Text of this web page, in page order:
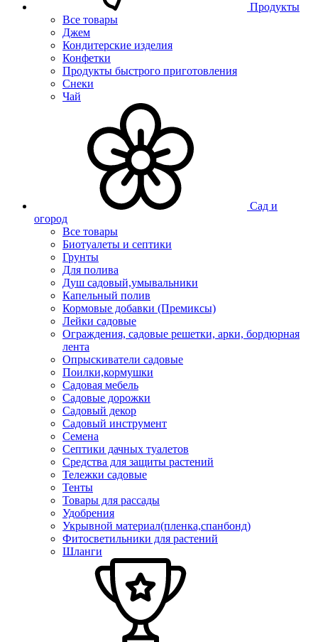
Продукты
Все товары
Джем
Кондитерские изделия
Конфетки
Продукты быстрого приготовления
Снеки
Чай
Сад и
огород
Все товары
Биотуалеты и септики
Грунты
Для полива
Душ садовый,умывальники
Капельный полив
Кормовые добавки (Премиксы)
Лейки садовые
Ограждения, садовые решетки, арки, бордюрная
лента
Опрыскиватели садовые
Поилки,кормушки
Садовая мебель
Садовые дорожки
Садовый декор
Садовый инструмент
Семена
Септики дачных туалетов
Средства для защиты растений
Тележки садовые
Тенты
Товары для рассады
Удобрения
Укрывной материал(пленка,спанбонд)
Фитосветильники для растений
Шланги